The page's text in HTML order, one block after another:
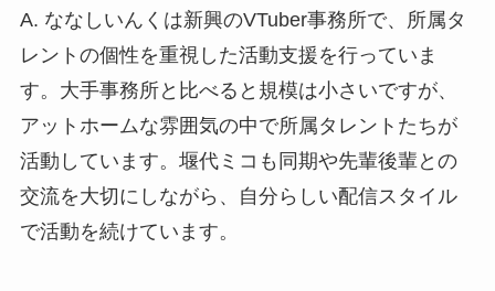
A. ななしいんくは新興のVTuber事務所で、所属タ
レントの個性を重視した活動支援を行っていま
す。大手事務所と比べると規模は小さいですが、
アットホームな雰囲気の中で所属タレントたちが
活動しています。堰代ミコも同期や先輩後輩との
交流を大切にしながら、自分らしい配信スタイル
で活動を続けています。